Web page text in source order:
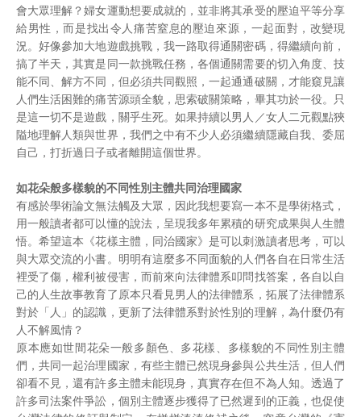
會大眾理解？婦女運動想要成就的，並非將其承受的壓迫平等分享
給男性，而是找出令人痛苦窒息的壓迫來源，一起面對，改變現
況。好像參加大地遊戲挑戰，我一路取得通關密碼，得繼續向前，
搞了半天，其實是同一款挑戰任務，各個通關需要的切入角度、技
能不同、解方不同，但必須共同觀照，一起通通破關，才能窺見讓
人們生活困難的痛苦源頭全貌，思索破關策略，畢其功於一役。只
是這一切不是遊戲，關乎生死。如果持續以男人／女人二元觀點狹
隘地理解人類與世界，我們之中有不少人必須繼續隱藏自我、委屈
自己，打折過日子或者離開這個世界。
如花朵般多樣貌的不同性別主體共同治理國家
有感於學術論文無法觸及大眾，因此我想要寫一本不是學術格式，
用一般讀者都可以懂的說法，呈現我多年累積的研究成果與人生體
悟。希望這本《花樣主體，同治國家》是可以刺激讀者思考，可以
與大眾交流的小書。明明有這麼多不同面貌的人們各自在日常生活
裡受了傷，權利被侵害，而前來向法律體系叩問找答案，各自以自
己的人生故事教育了原本只看見男人的法律體系，拓展了法律體系
對於「人」的認識，更新了法律體系對於性別的理解，為什麼仍有
人不解風情？
原本應如世間花朵一般多顏色、多花樣、多樣貌的不同性別主體
們，共同一起治理國家，有些主體已然現身參與公共生活，但人們
卻看不見，還有許多主體未能現身，真實存在但不為人知。透過了
許多司法案件爭訟，個別主體逐步獲得了已然遲到的正義，也促使